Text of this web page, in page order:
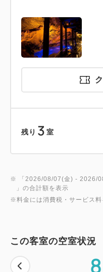
残り 3 室
※ 「 2026/08/07(金) - 2026/
」の合計額を表示
※料金には消費税・サービス料
この客室の空室状況
8